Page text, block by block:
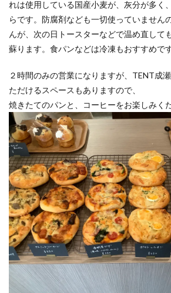
れは使用している国産小麦が、灰分が多く
らです。防腐剤なども一切使っていません
んが、次の日トースターなどで温め直して
蘇ります。食パンなどは冷凍もおすすめです
２時間のみの営業になりますが、TENT成
ただけるスペースもありますので、
焼きたてのパンと、コーヒーをお楽しみく